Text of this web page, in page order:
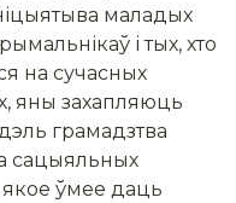
маладых
і тых, хто
на сучасных
яны захапляюць
грамадзтва
сацыяльных
якое ўмее даць